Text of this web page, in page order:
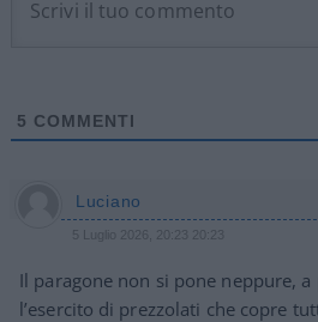
5 COMMENTI
Luciano
5 Luglio 2026, 20:23 20:23
Il paragone non si pone neppure,
l’esercito di prezzolati che copre